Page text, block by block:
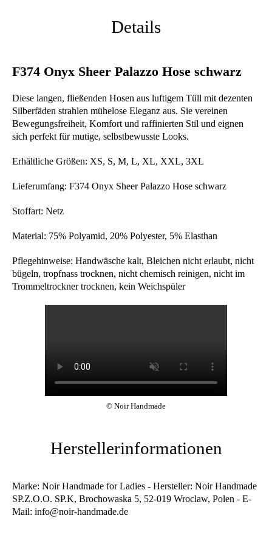
Details
F374 Onyx Sheer Palazzo Hose schwarz
Diese langen, fließenden Hosen aus luftigem Tüll mit dezenten
Silberfäden strahlen mühelose Eleganz aus. Sie vereinen
Bewegungsfreiheit, Komfort und raffinierten Stil und eignen
sich perfekt für mutige, selbstbewusste Looks.
Erhältliche Größen: XS, S, M, L, XL, XXL, 3XL
Lieferumfang: F374 Onyx Sheer Palazzo Hose schwarz
Stoffart: Netz
Material: 75% Polyamid, 20% Polyester, 5% Elasthan
Pflegehinweise: Handwäsche kalt, Bleichen nicht erlaubt, nicht
bügeln, tropfnass trocknen, nicht chemisch reinigen, nicht im
Trommeltrockner trocknen, kein Weichspüler
© Noir Handmade
Herstellerinformationen
Marke: Noir Handmade for Ladies - Hersteller: Noir Handmade
SP.Z.O.O. SP.K, Brochowaska 5, 52-019 Wroclaw, Polen - E-
Mail: info@noir-handmade.de